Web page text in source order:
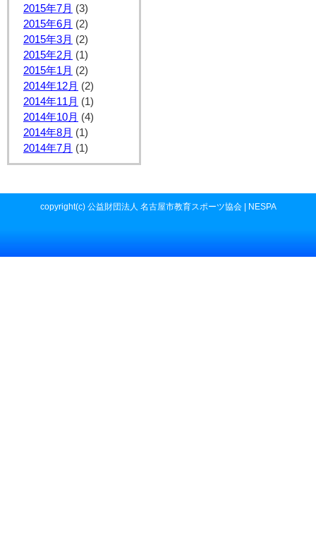
2015年7月 (3)
2015年6月 (2)
2015年3月 (2)
2015年2月 (1)
2015年1月 (2)
2014年12月 (2)
2014年11月 (1)
2014年10月 (4)
2014年8月 (1)
2014年7月 (1)
copyright(c) 公益財団法人 名古屋市教育スポーツ協会 | NESPA